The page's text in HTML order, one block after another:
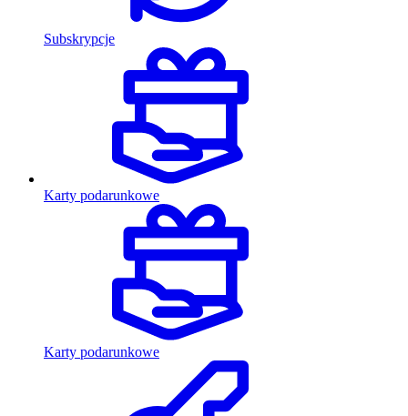
Subskrypcje
Karty podarunkowe
Karty podarunkowe